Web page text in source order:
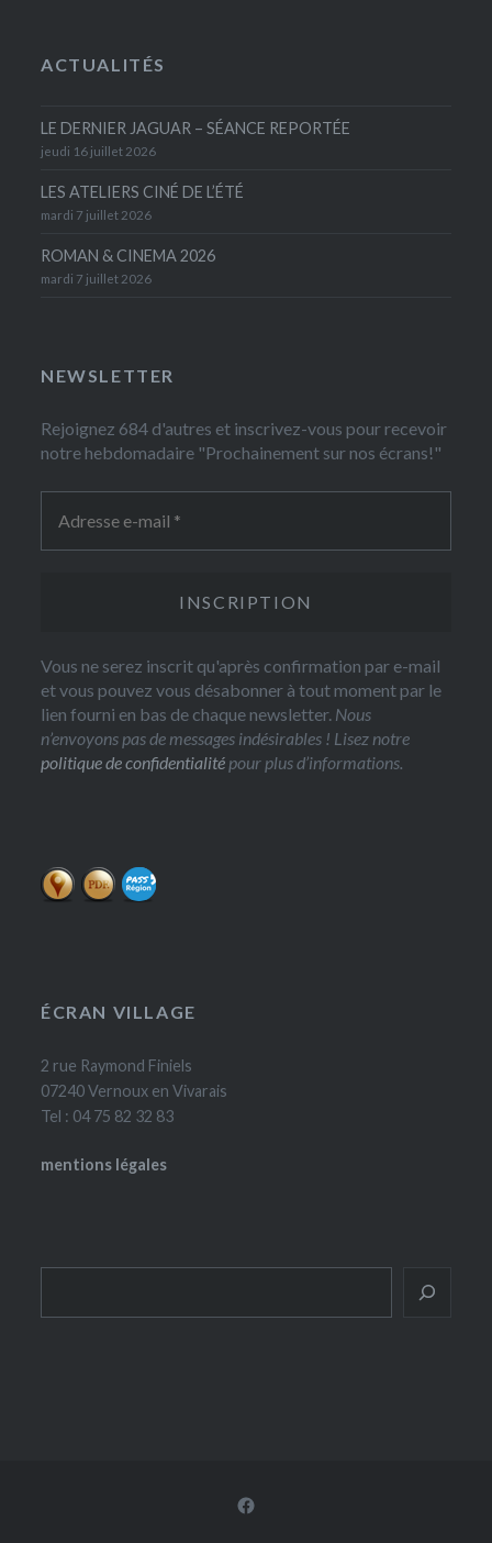
ACTUALITÉS
LE DERNIER JAGUAR – SÉANCE REPORTÉE
jeudi 16 juillet 2026
LES ATELIERS CINÉ DE L’ÉTÉ
mardi 7 juillet 2026
ROMAN & CINEMA 2026
mardi 7 juillet 2026
NEWSLETTER
Rejoignez 684 d'autres et inscrivez-vous pour recevoir
notre hebdomadaire "Prochainement sur nos écrans!"
Vous ne serez inscrit qu'après confirmation par e-mail
et vous pouvez vous désabonner à tout moment par le
lien fourni en bas de chaque newsletter. Nous
n’envoyons pas de messages indésirables ! Lisez notre
politique de confidentialité pour plus d’informations.
ÉCRAN VILLAGE
2 rue Raymond Finiels
07240 Vernoux en Vivarais
Tel : 04 75 82 32 83
mentions légales
Facebook